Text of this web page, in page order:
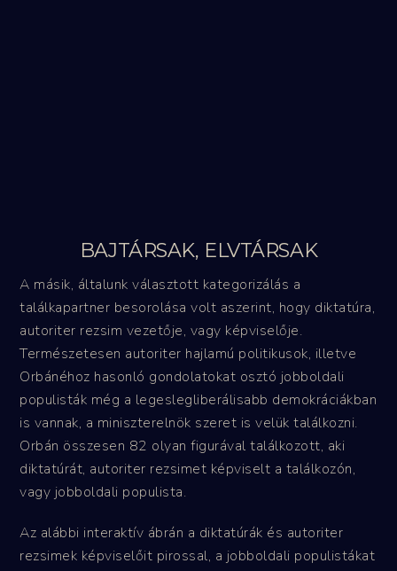
BAJTÁRSAK, ELVTÁRSAK
A másik, általunk választott kategorizálás a
találkapartner besorolása volt aszerint, hogy diktatúra,
autoriter rezsim vezetője, vagy képviselője.
Természetesen autoriter hajlamú politikusok, illetve
Orbánéhoz hasonló gondolatokat osztó jobboldali
populisták még a legeslegliberálisabb demokráciákban
is vannak, a miniszterelnök szeret is velük találkozni.
Orbán összesen 82 olyan figurával találkozott, aki
diktatúrát, autoriter rezsimet képviselt a találkozón,
vagy jobboldali populista.
Az alábbi interaktív ábrán a diktatúrák és autoriter
rezsimek képviselőit pirossal, a jobboldali populistákat